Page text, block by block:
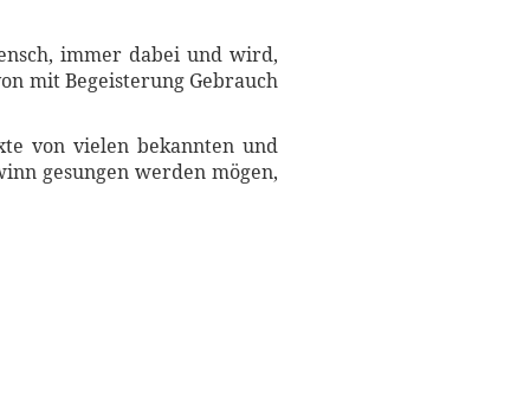
immer dabei und wird,
mit Begeisterung Gebrauch
von vielen bekannten und
gesungen werden mögen,